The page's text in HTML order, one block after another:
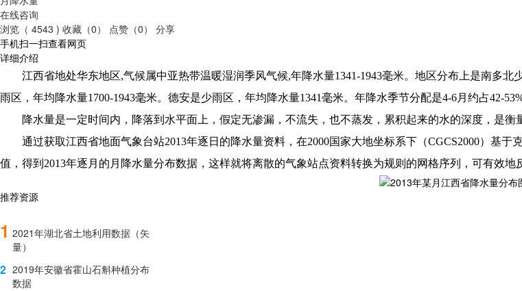
在线咨询
浏览（ 4543 ) 收藏（0） 点赞（0）
分享
手机扫一扫查看网页
详细介绍
江西省地处华东地区,气候属中亚热带温暖湿润季风气候,年降水量1341-1943毫米。地区分布上是南多
雨区，年均降水量1700-1943毫米。德安是少雨区，年均降水量1341毫米。年降水季节分配是4-6月约占42-
降水量是一定时间内，降落到水平面上，假定无渗漏，不流失，也不蒸发，累积起来的水的深度，是衡
通过获取江西省地面气象台站2013年逐日的降水量资料，在2000国家大地坐标系下（CGCS2000）基于
值，得到2013年逐月的月降水量分布数据，这样就将离散的气象站点资料转换为规则的网格序列，可有效地
推荐资源
1 2021年湖北省土地利用数据（矢
量）
2 2019年安徽省霍山石斛种植分布
数据